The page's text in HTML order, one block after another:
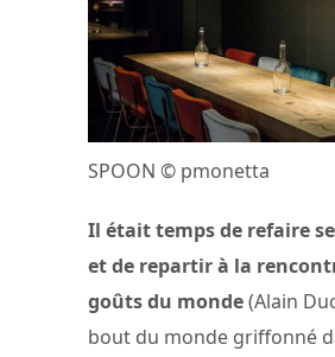
SPOON © pmonetta
Il était temps de refaire
et de repartir à la
goûts du monde(Alain
bout du monde griffonné